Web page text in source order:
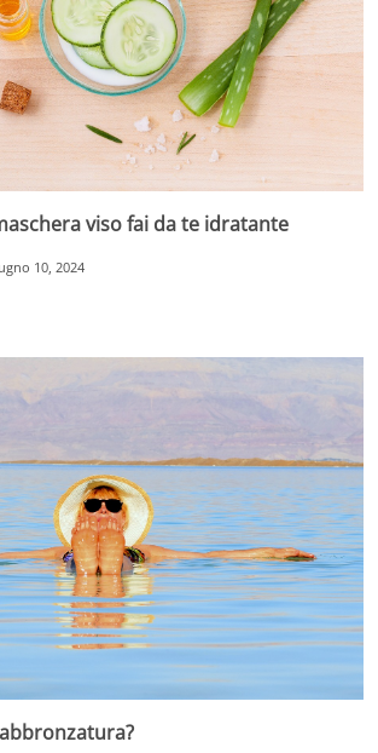
viso fai da te idratante
10, 2024